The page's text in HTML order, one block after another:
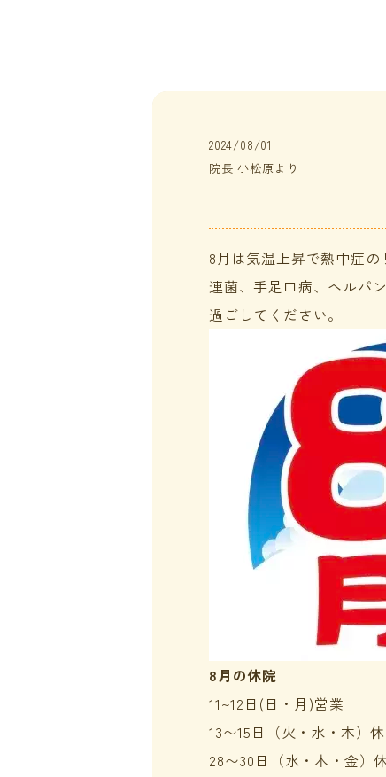
2024/08/01
院長 小松原より
8月は気温上昇で熱中症
連菌、手足口病、ヘルパ
過ごしてください。
8月の休院
11~12日(日・月)営業
13〜15日（火・水・木）
28〜30日（水・木・金）